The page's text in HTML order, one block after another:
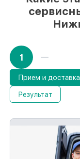
1
Прием и доставка
Результат